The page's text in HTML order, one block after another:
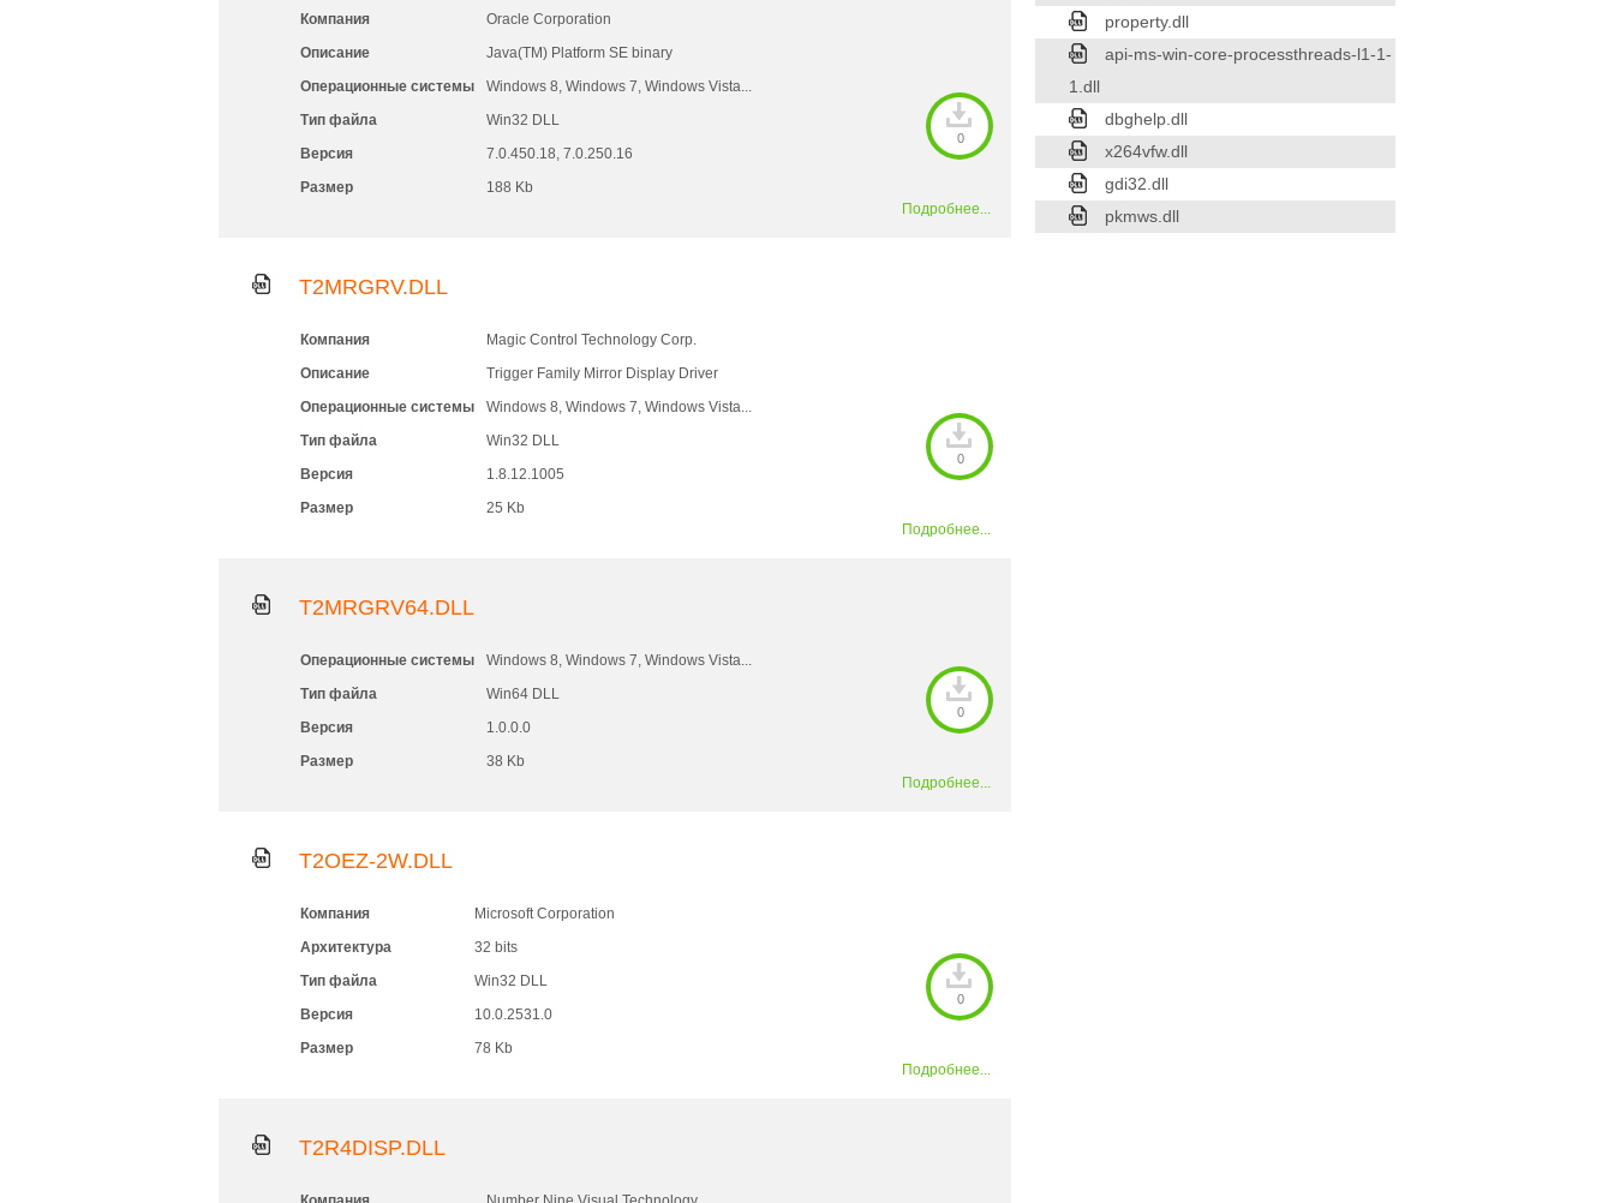
Компания
Oracle Corporation
Описание
Java(TM) Platform SE binary
Операционные системы
Windows 8, Windows 7, Windows Vista...
Тип файла
Win32 DLL
Версия
7.0.450.18, 7.0.250.16
Размер
188 Kb
0
Подробнее...
T2MRGRV.DLL
Компания
Magic Control Technology Corp.
Описание
Trigger Family Mirror Display Driver
Операционные системы
Windows 8, Windows 7, Windows Vista...
Тип файла
Win32 DLL
Версия
1.8.12.1005
Размер
25 Kb
0
Подробнее...
T2MRGRV64.DLL
Операционные системы
Windows 8, Windows 7, Windows Vista...
Тип файла
Win64 DLL
Версия
1.0.0.0
Размер
38 Kb
0
Подробнее...
T2OEZ-2W.DLL
Компания
Microsoft Corporation
Архитектура
32 bits
Тип файла
Win32 DLL
Версия
10.0.2531.0
Размер
78 Kb
0
Подробнее...
T2R4DISP.DLL
property.dll
api-ms-win-core-processthreads-l1-1-
1.dll
dbghelp.dll
x264vfw.dll
gdi32.dll
pkmws.dll